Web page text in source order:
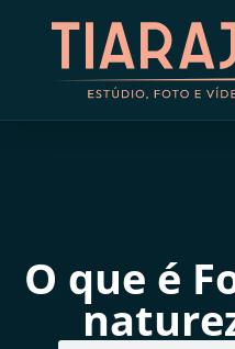
O que é